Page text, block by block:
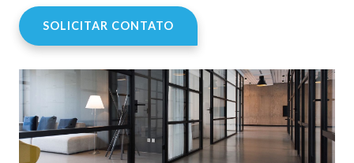
SOLICITAR CONTATO